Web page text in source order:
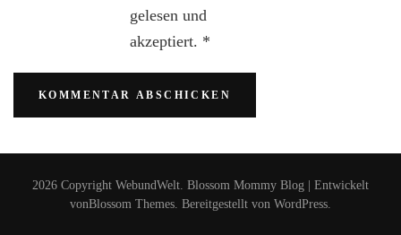
gelesen und
akzeptiert. *
2026 Copyright WebundWelt. Blossom Mommy Blog | Entwickelt
vonBlossom Themes. Bereitgestellt von WordPress.